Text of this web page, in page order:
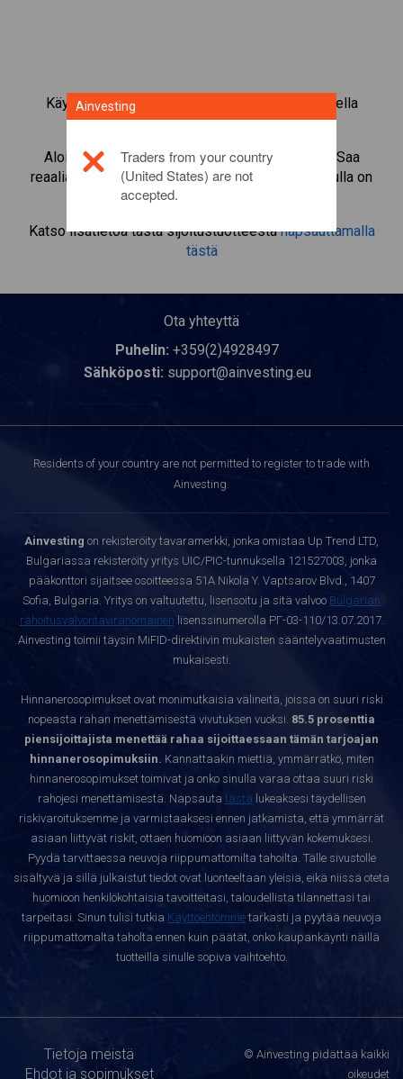
Käy kauppaa yli 1 000 kansainvälisellä osakkeella
Ainvestingin CFD-kaupankäyntialustalla.
Aloita instrumentinAmgenCFD-kaupankäynti. Saa
reaaliaikaisia tarjouksia ja nosta osinkoja, jos sinulla on
itse osake.
Katso lisätietoa tästä sijoitustuotteestanapsauttamalla
tästä
Ota yhteyttä
Puhelin: +359(2)4928497
Sähköposti: support@ainvesting.eu
Residents of your country are not permitted to register to trade with
Ainvesting.
Ainvesting on rekisteröity tavaramerkki, jonka omistaa Up Trend LTD,
Bulgariassa rekisteröity yritys UIC/PIC-tunnuksella 121527003, jonka
pääkonttori sijaitsee osoitteessa 51A Nikola Y. Vaptsarov Blvd., 1407
Sofia, Bulgaria. Yritys on valtuutettu, lisensoitu ja sitä valvoo Bulgarian
rahoitusvalvontaviranomainen lisenssinumerolla РГ-03-110/13.07.2017.
Ainvesting toimii täysin MiFID-direktiivin mukaisten sääntelyvaatimusten
mukaisesti.
Hinnanerosopimukset ovat monimutkaisia välineitä, joissa on suuri riski
nopeasta rahan menettämisestä vivutuksen vuoksi. 85.5 prosenttia
piensijoittajista menettää rahaa sijoittaessaan tämän tarjoajan
hinnanerosopimuksiin. Kannattaakin miettiä, ymmärrätkö, miten
hinnanerosopimukset toimivat ja onko sinulla varaa ottaa suuri riski
rahojesi menettämisestä. Napsauta tästä lukeaksesi täydellisen
riskivaroituksemme ja varmistaaksesi ennen jatkamista, että ymmärrät
asiaan liittyvät riskit, ottaen huomioon asiaan liittyvän kokemuksesi.
Pyydä tarvittaessa neuvoja riippumattomilta tahoilta. Tälle sivustolle
sisältyvä ja sillä julkaistut tiedot ovat luonteeltaan yleisiä, eikä niissä oteta
huomioon henkilökohtaisia tavoitteitasi, taloudellista tilannettasi tai
tarpeitasi. Sinun tulisi tutkia Käyttöehtomme tarkasti ja pyytää neuvoja
riippumattomalta taholta ennen kuin päätät, onko kaupankäynti näillä
tuotteilla sinulle sopiva vaihtoehto.
Tietoja meistä
Ehdot ja sopimukset
© Ainvesting pidättää kaikki
oikeudet
Ainvesting
Traders from your country
(United States) are not
accepted.